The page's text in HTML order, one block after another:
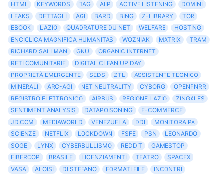
HTML
KEYWORDS TAG AIIP ACTIVE LISTENING
DOMINI
LEAKS
DETTAGLI AGI BARD BING Z-LIBRARY
TOR
EBOOK
LAZIO QUADRATURE DU NET WELFARE
HOSTING
ENCICLICA MAGNIFICA HUMANITAS
WOZNIAK MATRIX
TRAM
RICHARD SALLMAN
GNU
ORGANIC INTERNET
RETI COMUNITARIE
DIGITAL CLEAN UP DAY
PROPRIETÀ EMERGENTE
SEDS ZTL
ASSISTENTE TECNICO
MINERALI
ARC-AGI NET NEUTRALITY CYBORG
OPENPNRR
REGISTRO ELETTRONICO
AIRBUS REGIONE LAZIO
ZINGALES
SENTIMENT ANALYSIS
DATAPOISONING
E-COMMERCE
JD.COM
MEDIAWORLD VENEZUELA DDI
MONITORA PA
SCIENZE
NETFLIX LOCKDOWN FSFE PSN
LEONARDO
SOGEI
LYNX CYBERBULLISMO REDDIT
GAMESTOP
FIBERCOP
BRASILE LICENZIAMENTI TEATRO
SPACEX
VASA
ALOISI DI STEFANO FORMATI FILE INCONTRI